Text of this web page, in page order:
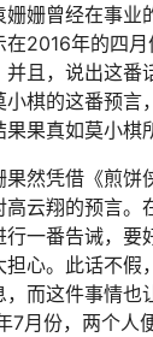
姗曾经在事业
2016年的四
并且，说出这番
棋的这番预言
果真如莫小棋
然凭借《煎饼
高云翔的预言。
一番告诫，要
心。此话不假
，而这件事情也
7月份，两个人